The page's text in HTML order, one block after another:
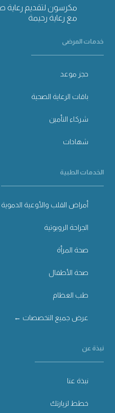
مكرسون لتقديم
مع رعاية رحيمة
خدمات المرضى
حجز موعد
باقات الرعاية الصحية
شركاء التأمين
شهادات
الخدمات الطبية
أمراض القلب والأوعية الدموية
الجراحة الروبوتية
صحة المرأة
صحة الأطفال
طب العظام
عرض جميع التخصصات ←
نبذة عن
نبذة عنا
خطط لزيارتك